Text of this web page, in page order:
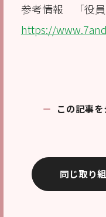
参考情報 「役員
https://
この記事
同じ取り